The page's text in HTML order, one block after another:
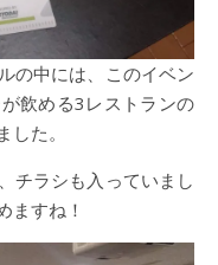
の中には、このイベン
飲める3レストランの
た。
チラシも入っていまし
ますね！